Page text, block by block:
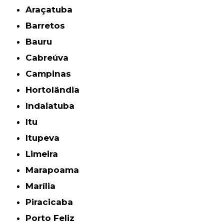
Araçatuba
Barretos
Bauru
Cabreúva
Campinas
Hortolândia
Indaiatuba
Itu
Itupeva
Limeira
Marapoama
Marília
Piracicaba
Porto Feliz